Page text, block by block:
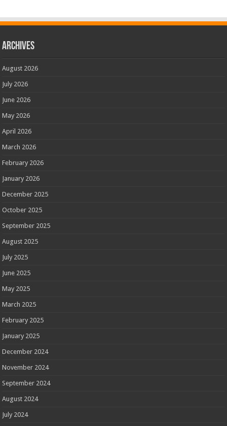
Archives
August 2026
July 2026
June 2026
May 2026
April 2026
March 2026
February 2026
January 2026
December 2025
October 2025
September 2025
August 2025
July 2025
June 2025
May 2025
March 2025
February 2025
January 2025
December 2024
November 2024
September 2024
August 2024
July 2024